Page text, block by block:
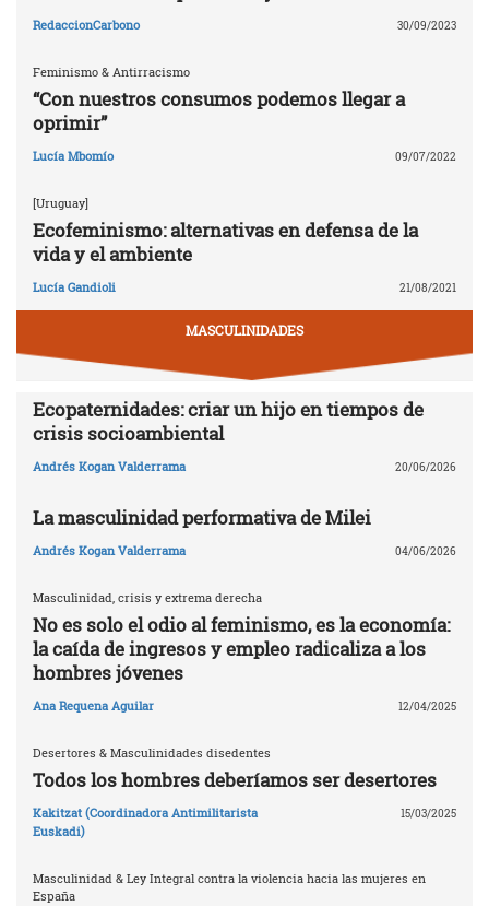
RedaccionCarbono 30/09/2023
Feminismo & Antirracismo
“Con nuestros consumos podemos llegar a
oprimir”
Lucía Mbomío 09/07/2022
[Uruguay]
Ecofeminismo: alternativas en defensa de la
vida y el ambiente
Lucía Gandioli 21/08/2021
MASCULINIDADES
Ecopaternidades: criar un hijo en tiempos de
crisis socioambiental
Andrés Kogan Valderrama 20/06/2026
La masculinidad performativa de Milei
Andrés Kogan Valderrama 04/06/2026
Masculinidad, crisis y extrema derecha
No es solo el odio al feminismo, es la economía:
la caída de ingresos y empleo radicaliza a los
hombres jóvenes
Ana Requena Aguilar 12/04/2025
Desertores & Masculinidades disedentes
Todos los hombres deberíamos ser desertores
Kakitzat (Coordinadora Antimilitarista
Euskadi)
15/03/2025
Masculinidad & Ley Integral contra la violencia hacia las mujeres en
España